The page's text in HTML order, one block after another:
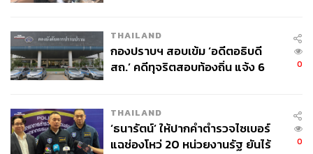
จ่ายหนี้-แอบระบุแบรนด์
THAILAND
กองปราบฯ สอบเข้ม ‘อดีตอธิบดี
สถ.’ คดีทุจริตสอบท้องถิ่น แจ้ง 6
0
THAILAND
‘ธนารัตน์’ ให้ปากคำตำรวจไซเบอร์
แฉช่องโหว่ 20 หน่วยงานรัฐ ยันไร้
0